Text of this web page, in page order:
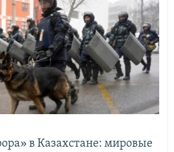
в Казахстане: мировые